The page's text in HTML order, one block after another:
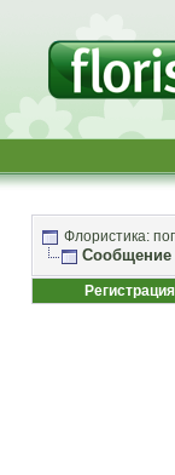
Флористика:
Регистрация